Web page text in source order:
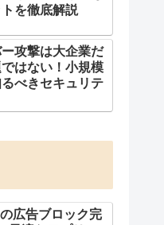
を徹底解説
ー攻撃は大企業だ
はない！小規模
べきセキュリテ
広告ブロック完